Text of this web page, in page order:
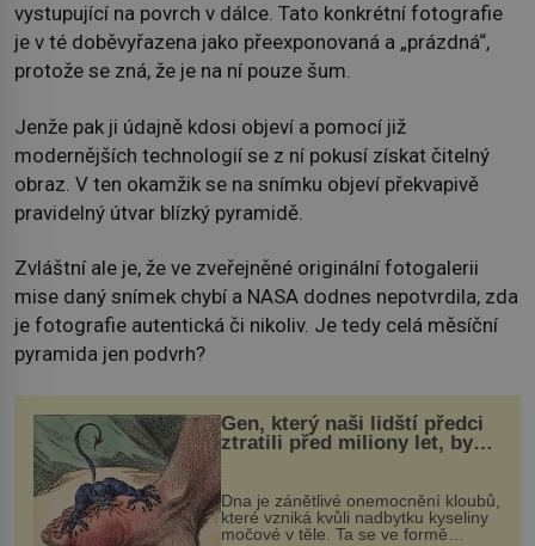
vystupující na povrch v dálce. Tato konkrétní fotografie
je v té doběvyřazena jako přeexponovaná a „prázdná“,
protože se zná, že je na ní pouze šum.
Jenže pak ji údajně kdosi objeví a pomocí již
modernějších technologií se z ní pokusí získat čitelný
obraz. V ten okamžik se na snímku objeví překvapivě
pravidelný útvar blízký pyramidě.
Zvláštní ale je, že ve zveřejněné originální fotogalerii
mise daný snímek chybí a NASA dodnes nepotvrdila, zda
je fotografie autentická či nikoliv. Je tedy celá měsíční
pyramida jen podvrh?
Gen, který naši lidští předci
ztratili před miliony let, by
mohl pomoci s léčbou
„nemoci králů“
Dna je zánětlivé onemocnění kloubů,
které vzniká kvůli nadbytku kyseliny
močové v těle. Ta se ve formě